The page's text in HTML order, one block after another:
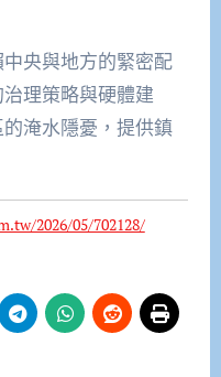
央與地方的緊密配
理策略與硬體建
淹水隱憂，提供鎮
2026/05/702128/